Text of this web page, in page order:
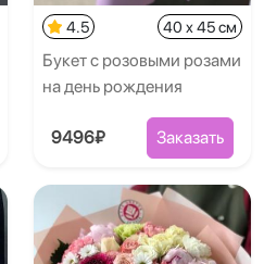
4.5 40 x 45 см
Букет с розовыми розами
на день рождения
9496₽ Заказать